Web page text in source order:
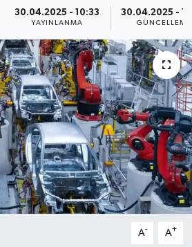
30.04.2025 - 10:33
YAYINLANMA
30.04.2025 -
GÜNCELLEME
A- A+